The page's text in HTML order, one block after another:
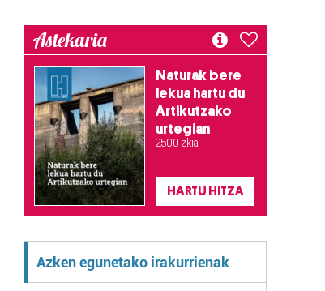
Astekaria
Naturak bere
lekua hartu du
Artikutzako
urtegian
2.500 zkia.
HARTU HITZA
Azken egunetako irakurrienak